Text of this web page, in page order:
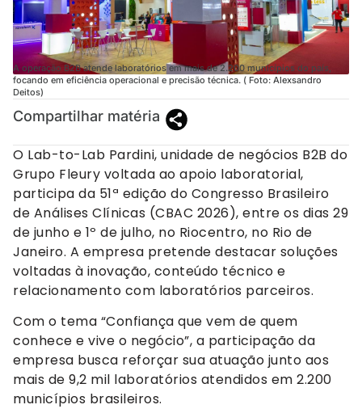
A operação B2B atende laboratórios em mais de 2.200 municípios do país,
focando em eficiência operacional e precisão técnica. ( Foto: Alexsandro
Deitos)
Compartilhar matéria
O Lab-to-Lab Pardini, unidade de negócios B2B do
Grupo Fleury voltada ao apoio laboratorial,
participa da 51ª edição do Congresso Brasileiro
de Análises Clínicas (CBAC 2026), entre os dias 29
de junho e 1º de julho, no Riocentro, no Rio de
Janeiro. A empresa pretende destacar soluções
voltadas à inovação, conteúdo técnico e
relacionamento com laboratórios parceiros.
Com o tema “Confiança que vem de quem
conhece e vive o negócio”, a participação da
empresa busca reforçar sua atuação junto aos
mais de 9,2 mil laboratórios atendidos em 2.200
municípios brasileiros.